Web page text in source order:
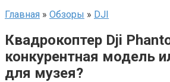
Главная » Обзоры » DJI
Квадрокоптер Dji
конкурентная модель
для музея?